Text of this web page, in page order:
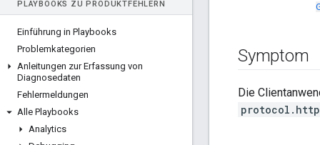
PLAYBOOKS ZU PRODUKTFEHLERN
Einführung in Playbooks
Problemkategorien
Anleitungen zur Erfassung von
Diagnosedaten
Fehlermeldungen
Alle Playbooks
Analytics
Symptom
Die